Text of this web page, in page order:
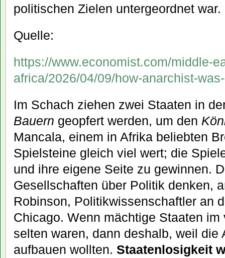
politischen Zielen untergeordnet war.
Quelle:
https://www.economist.com/middle-
africa/2026/04/09/how-anarchist-
Im Schach ziehen zwei Staaten in
Bauern geopfert werden, um den
Mancala, einem in Afrika beliebten
Spielsteine gleich viel wert; die
und ihre eigene Seite zu gewinnen.
Gesellschaften über Politik denken,
Robinson, Politikwissenschaftler an
Chicago. Wenn mächtige Staaten
selten waren, dann deshalb, weil die
aufbauen wollten. Staatenlosigkeit